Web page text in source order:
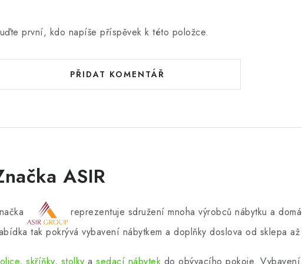
první, kdo napíše příspěvek k této položce.
PŘIDAT KOMENTÁŘ
ASIR
reprezentuje sdružení mnoha výrobců nábytku a
tak pokrývá vybavení nábytkem a doplňky doslova od sklepa